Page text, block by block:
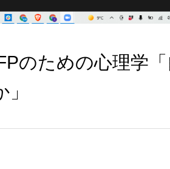
のための心理学